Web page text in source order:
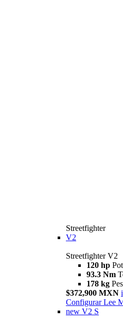
Streetfighter
V2
Streetfighter V2
120 hp
93.3 Nm
178 kg
$372,900 MXN i
Configurar Lee
new V2 S